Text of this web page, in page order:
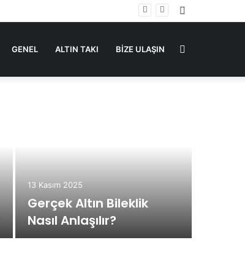
GENEL ALTIN TAKI BIZE ULAŞIN
13 Kasım 2025
Gerçek Altın Bileklik
Nasıl Anlaşılır?